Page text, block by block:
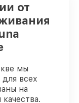
от
мы
всех
на